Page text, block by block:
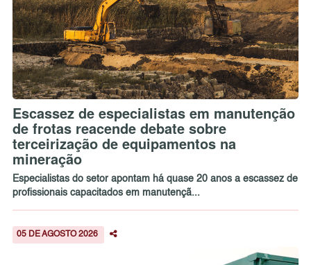
Escassez de especialistas em manutenção
de frotas reacende debate sobre
terceirização de equipamentos na
mineração
Especialistas do setor apontam há quase 20 anos a escassez de
profissionais capacitados em manutençã...
05 DE AGOSTO 2026